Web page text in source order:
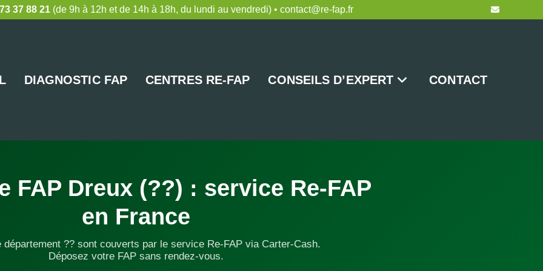
37 88 21 (de 9h à 12h et de 14h à 18h, du lundi au vendredi) • contact@re-fap.fr
DIAGNOSTIC FAP CENTRES RE-FAP CONSEILS D’EXPERT CONTACT
FAP Dreux (??) : service Re-FAP
en France
département ?? sont couverts par le service Re-FAP via Carter-Cash.
Déposez votre FAP sans rendez-vous.